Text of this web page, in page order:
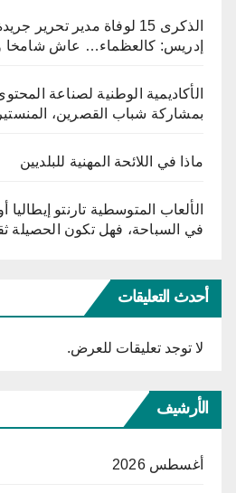
الذكرى 15 لوفاة مدير تحرير
إدريس: كالعظماء… عاش شامخا
الأكاديمية الوطنية لصناعة
بمشاركة شباب القصرين،
ماذا في اللائحة المهنية للبلديين
في السباحة، فهل تكون الحصيلة
أحدث التعليقات
لا توجد تعليقات للعرض.
الأرشيف
أغسطس 2026